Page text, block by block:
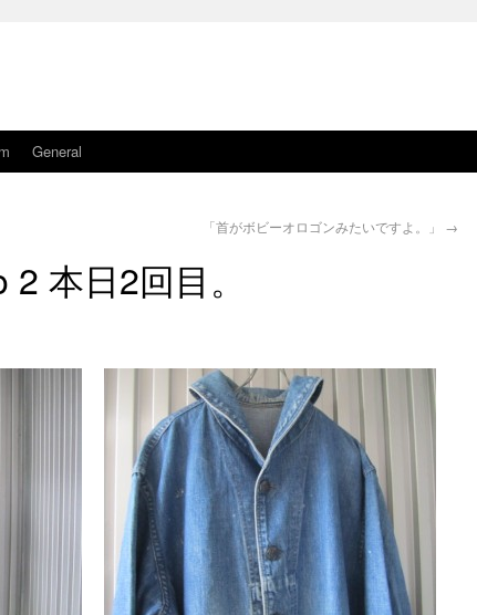
General
「首がボビーオロゴンみたいですよ。」 →
2 本日2回目。